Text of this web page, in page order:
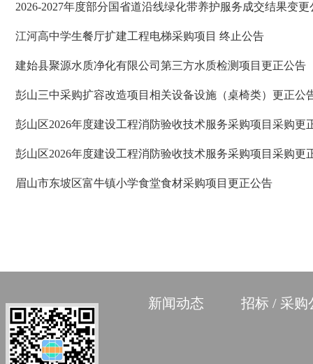
2026-2027年度部分国省道沿线绿化带养护服务成交结果变更
江河高中学生餐厅扩建工程电梯采购项目 终止公告
建始县聚源水质净化有限公司第三方水质检测项目更正公告
彭山三中采购扩容改造项目相关设备设施（桌椅类）更正公
彭山区2026年度建设工程消防验收技术服务采购项目采购更
彭山区2026年度建设工程消防验收技术服务采购项目采购更
眉山市东坡区富牛镇小学食堂食材采购项目更正公告
新闻动态 招标 / 采购